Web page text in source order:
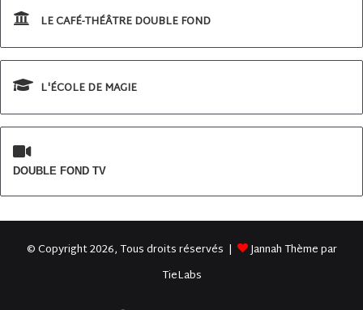
LE CAFÉ-THÉÂTRE DOUBLE FOND
L'ÉCOLE DE MAGIE
DOUBLE FOND TV
© Copyright 2026, Tous droits réservés |
Jannah Thème par
TieLabs